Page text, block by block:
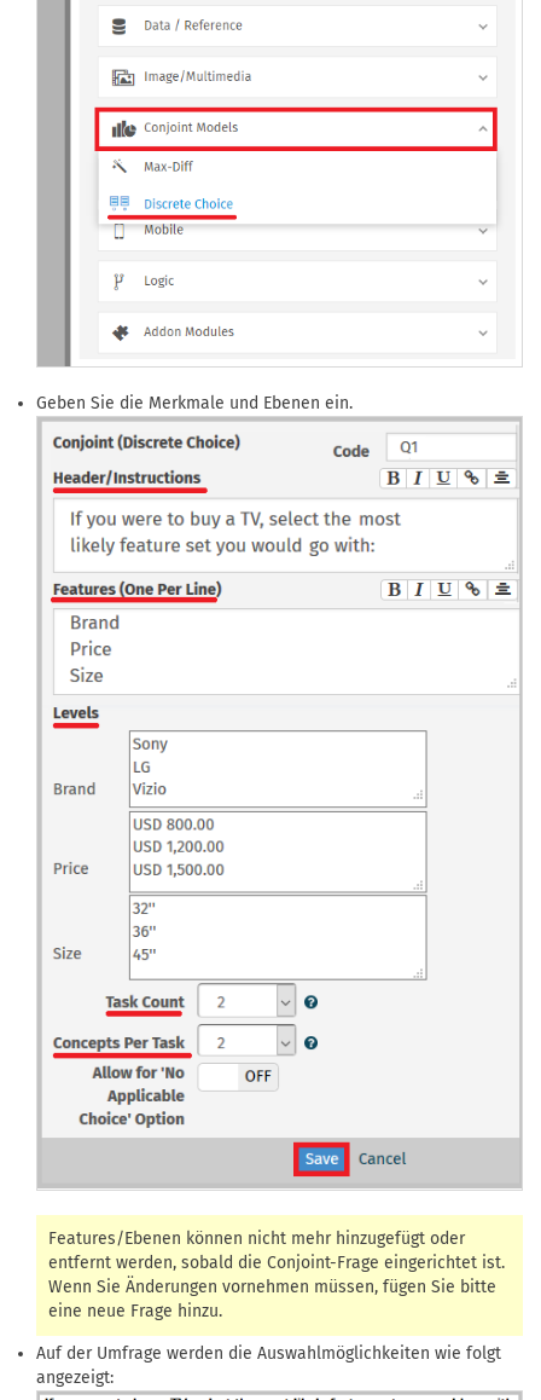
Geben Sie die Merkmale und Ebenen ein.
Features/Ebenen können nicht mehr hinzugefügt oder
entfernt werden, sobald die Conjoint-Frage eingerichtet ist.
Wenn Sie Änderungen vornehmen müssen, fügen Sie bitte
eine neue Frage hinzu.
Auf der Umfrage werden die Auswahlmöglichkeiten wie folgt
angezeigt: